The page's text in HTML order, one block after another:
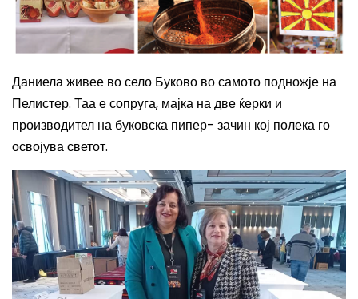
Даниела живее во село Буково во самото подножје на
Пелистер. Таа е сопруга, мајка на две ќерки и
производител на буковска пипер- зачин кој полека го
освојува светот.